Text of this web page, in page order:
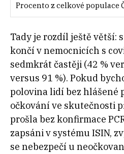
Procento z celkové populace
Tady je rozdíl ještě větší:
končí v nemocnicích s
sedmkrát častěji (42 %
versus 91 %). Pokud
polovina lidí bez hlášené
očkování ve skutečnosti
prošla bez konfirmace
zapsáni v systému ISIN,
se nebezpečí u